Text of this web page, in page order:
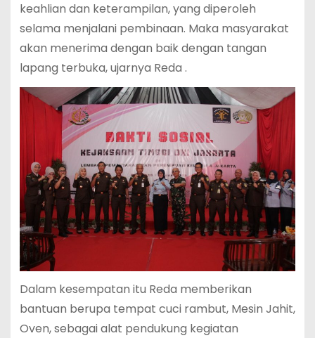
keahlian dan keterampilan, yang diperoleh
selama menjalani pembinaan. Maka masyarakat
akan menerima dengan baik dengan tangan
lapang terbuka, ujarnya Reda .
Dalam kesempatan itu Reda memberikan
bantuan berupa tempat cuci rambut, Mesin Jahit,
Oven, sebagai alat pendukung kegiatan